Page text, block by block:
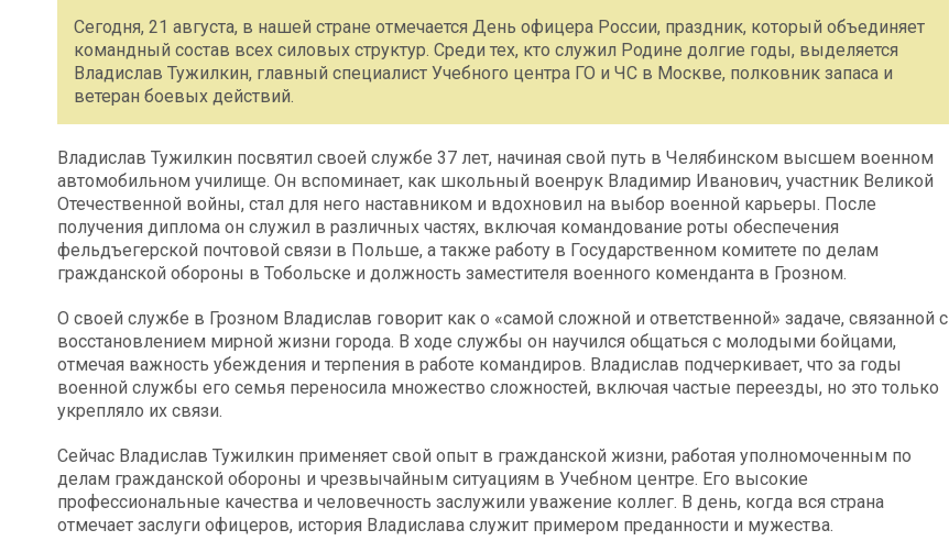
Сегодня, 21 августа, в нашей стране отмечается День офицера России, праздник, который объединяет
командный состав всех силовых структур. Среди тех, кто служил Родине долгие годы, выделяется
Владислав Тужилкин, главный специалист Учебного центра ГО и ЧС в Москве, полковник запаса и
ветеран боевых действий.
Владислав Тужилкин посвятил своей службе 37 лет, начиная свой путь в Челябинском высшем военном
автомобильном училище. Он вспоминает, как школьный военрук Владимир Иванович, участник Великой
Отечественной войны, стал для него наставником и вдохновил на выбор военной карьеры. После
получения диплома он служил в различных частях, включая командование роты обеспечения
фельдъегерской почтовой связи в Польше, а также работу в Государственном комитете по делам
гражданской обороны в Тобольске и должность заместителя военного коменданта в Грозном.
О своей службе в Грозном Владислав говорит как о «самой сложной и ответственной» задаче, связанной с
восстановлением мирной жизни города. В ходе службы он научился общаться с молодыми бойцами,
отмечая важность убеждения и терпения в работе командиров. Владислав подчеркивает, что за годы
военной службы его семья переносила множество сложностей, включая частые переезды, но это только
укрепляло их связи.
Сейчас Владислав Тужилкин применяет свой опыт в гражданской жизни, работая уполномоченным по
делам гражданской обороны и чрезвычайным ситуациям в Учебном центре. Его высокие
профессиональные качества и человечность заслужили уважение коллег. В день, когда вся страна
отмечает заслуги офицеров, история Владислава служит примером преданности и мужества.